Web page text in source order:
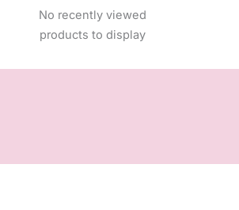
No recently viewed
products to display